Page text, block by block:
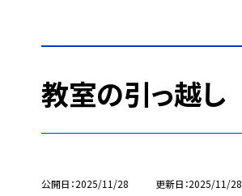
教室の引っ越し
公開日 2025/11/28 更新日 2025/11/28